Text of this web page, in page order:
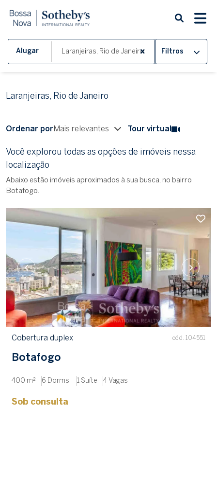
Alugar Filtros
Laranjeiras, Rio de Janeiro
Ordenar por Mais relevantes Tour virtual
Você explorou todas as opções de imóveis nessa
localização
Abaixo estão imóveis aproximados à sua busca, no bairro
Botafogo.
Cobertura duplex cód. 104551
Botafogo
400 m² 6 Dorms. 1 Suíte 4 Vagas
Sob consulta